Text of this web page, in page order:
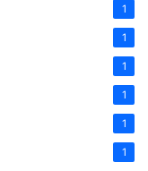
1
1
1
1
1
1